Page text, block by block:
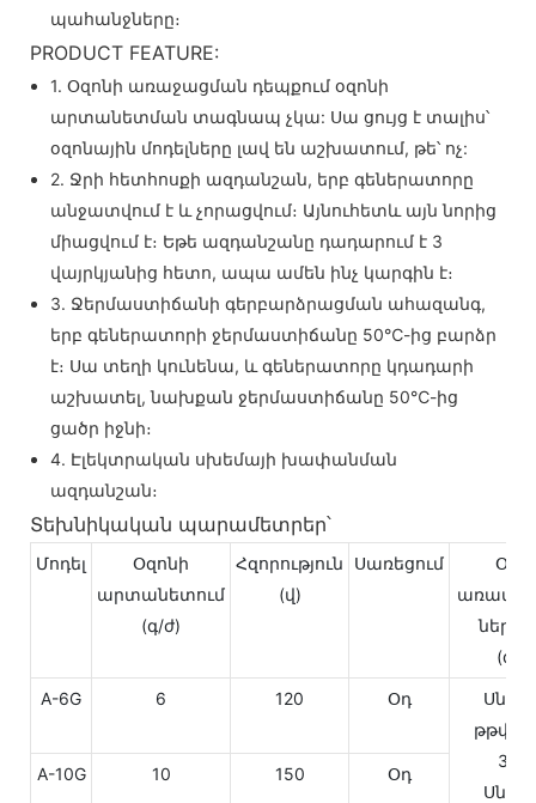
պահանջները։
PRODUCT FEATURE:
1. Օզոնի առաջացման դեպքում օզոնի
արտանետման տագնապ չկա: Սա ցույց է տալիս՝
օզոնային մոդելները լավ են աշխատում, թե՝ ոչ:
2. Ջրի հետհոսքի ազդանշան, երբ գեներատորը
անջատվում է և չորացվում։ Այնուհետև այն նորից
միացվում է։ Եթե ազդանշանը դադարում է 3
վայրկյանից հետո, ապա ամեն ինչ կարգին է։
3. Ջերմաստիճանի գերբարձրացման ահազանգ,
երբ գեներատորի ջերմաստիճանը 50℃-ից բարձր
է։ Սա տեղի կունենա, և գեներատորը կդադարի
աշխատել, նախքան ջերմաստիճանը 50℃-ից
ցածր իջնի։
4. Էլեկտրական սխեմայի խափանման
ազդանշան։
Տեխնիկական պարամետրեր՝
Մոդել
Օզոնի
արտանետում
(գ/ժ)
Հզորություն
(վ)
Սառեցում
(գ/
A-6G 6 120 Օդ
30-
A-10G 10 150 Օդ